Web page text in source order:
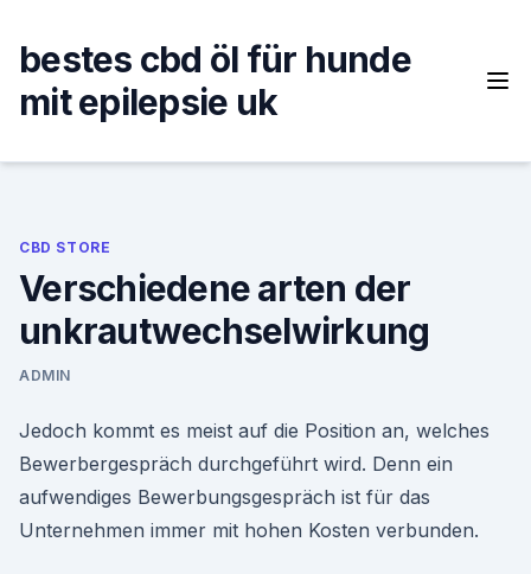
content
bestes cbd öl für hunde
mit epilepsie uk
CBD STORE
Verschiedene arten der
unkrautwechselwirkung
ADMIN
Jedoch kommt es meist auf die Position an, welches
Bewerbergespräch durchgeführt wird. Denn ein
aufwendiges Bewerbungsgespräch ist für das
Unternehmen immer mit hohen Kosten verbunden.